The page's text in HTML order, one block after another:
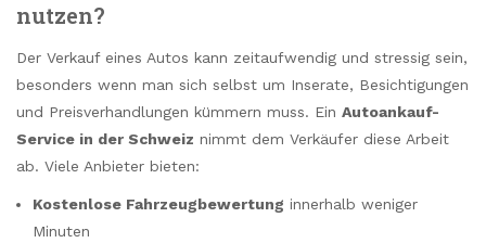
nutzen?
Der Verkauf eines Autos kann zeitaufwendig und stressig sein,
besonders wenn man sich selbst um Inserate, Besichtigungen
und Preisverhandlungen kümmern muss. Ein Autoankauf-
Service in der Schweiz nimmt dem Verkäufer diese Arbeit
ab. Viele Anbieter bieten:
Kostenlose Fahrzeugbewertung innerhalb weniger
Minuten